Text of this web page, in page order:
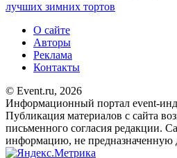
лучших зимних тортов
О сайте
Авторы
Реклама
Контакты
© Event.ru, 2026
Информационный портал event-
Публикация материалов с сайта
письменного согласия редакции.
информацию, не предназначенную